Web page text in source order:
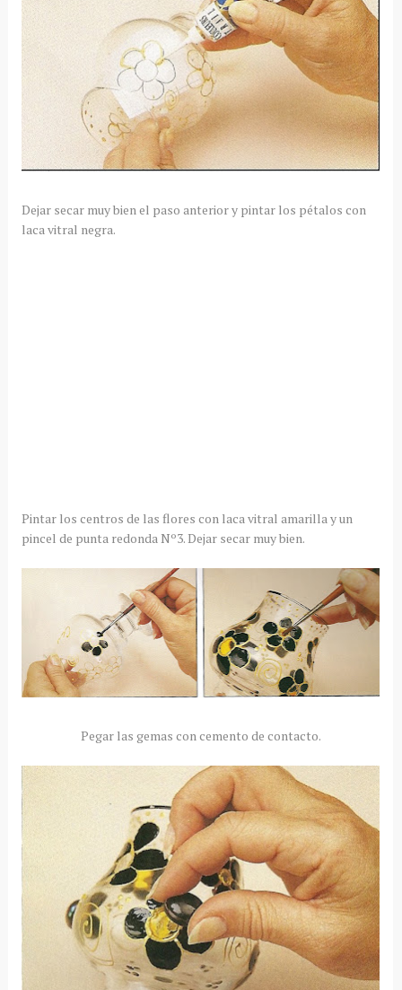
Dejar secar muy bien el paso anterior y pintar los pétalos con
lacavitral negra.
Pintar los centros de las flores con lacavitral amarilla y un
pincel de punta redonda Nº3. Dejar secar muy bien.
Pegar las gemas con cemento de contacto.